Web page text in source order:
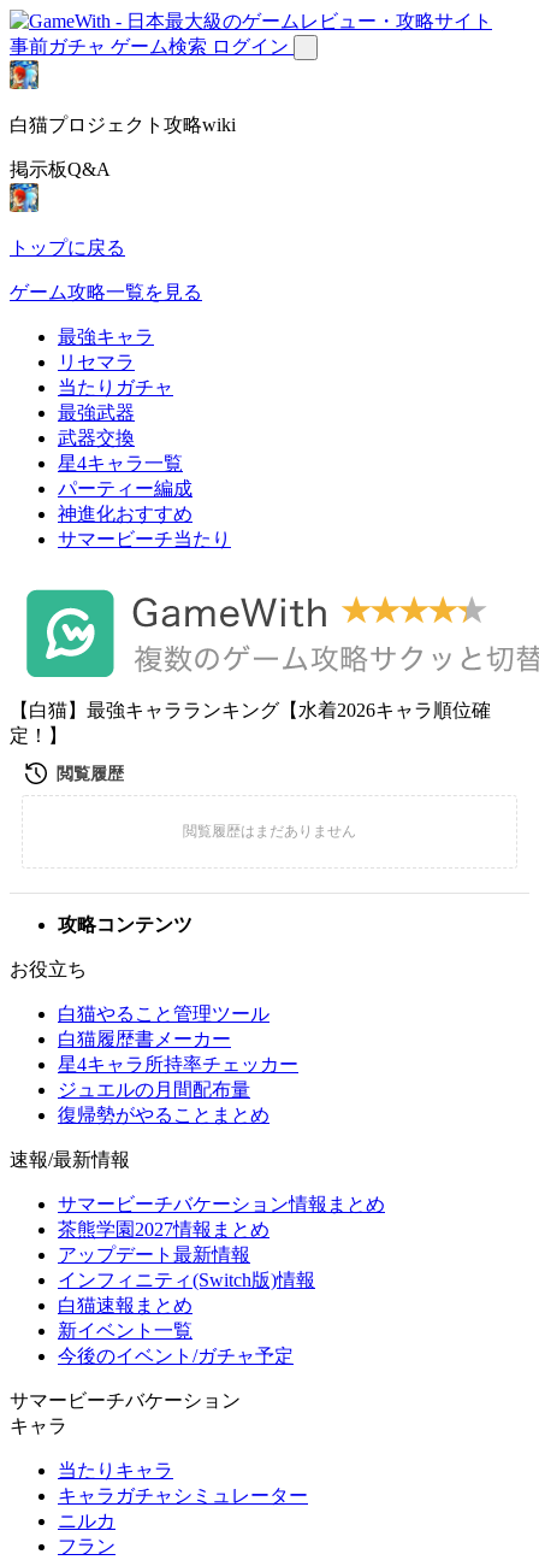
事前ガチャ ゲーム検索 ログイン
白猫プロジェクト攻略wiki
掲示板Q&A
トップに戻る
ゲーム攻略一覧を見る
最強キャラ
リセマラ
当たりガチャ
最強武器
武器交換
星4キャラ一覧
パーティー編成
神進化おすすめ
サマービーチ当たり
【白猫】最強キャラランキング【水着2026キャラ順位確
定！】
攻略コンテンツ
お役立ち
白猫やること管理ツール
白猫履歴書メーカー
星4キャラ所持率チェッカー
ジュエルの月間配布量
復帰勢がやることまとめ
速報/最新情報
サマービーチバケーション情報まとめ
茶熊学園2027情報まとめ
アップデート最新情報
インフィニティ(Switch版)情報
白猫速報まとめ
新イベント一覧
今後のイベント/ガチャ予定
サマービーチバケーション
キャラ
当たりキャラ
キャラガチャシミュレーター
ニルカ
フラン